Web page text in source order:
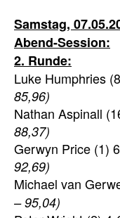
Samstag,
Abend-Session:
2. Runde:
Luke Humphries
85,96)
Nathan Aspinall
88,37)
Gerwyn Price (1)
92,69)
Michael van
– 95,04)